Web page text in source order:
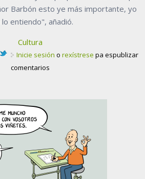
Barbón esto ye más importante, yo
lo entiendo", añadió.
Cultura
Inicie sesión o rexístrese pa espublizar
comentarios